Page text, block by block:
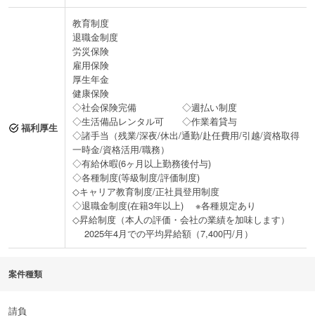
福利厚生
教育制度
退職金制度
労災保険
雇用保険
厚生年金
健康保険
◇社会保険完備 ◇週払い制度
◇生活備品レンタル可 ◇作業着貸与
◇諸手当（残業/深夜/休出/通勤/赴任費用/引越/資格取得
一時金/資格活用/職務）
◇有給休暇(6ヶ月以上勤務後付与)
◇各種制度(等級制度/評価制度)
◇キャリア教育制度/正社員登用制度
◇退職金制度(在籍3年以上) ※各種規定あり
◇昇給制度（本人の評価・会社の業績を加味します）
2025年4月での平均昇給額（7,400円/月）
案件種類
請負